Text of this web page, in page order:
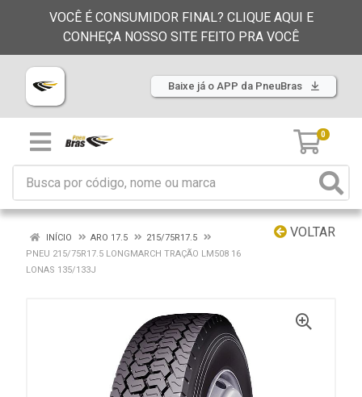
VOCÊ É CONSUMIDOR FINAL? CLIQUE AQUI E
CONHEÇA NOSSO SITE FEITO PRA VOCÊ
Baixe já o APP da PneuBras
0
VOLTAR
INÍCIO ARO 17.5
215/75R17.5
PNEU 215/75R17.5 LONGMARCH TRAÇÃO LM508 16
LONAS 135/133J